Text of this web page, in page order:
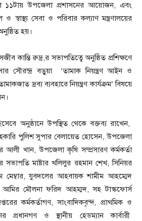
উপজেলা প্রশাসনের আয়োজন, এবং
ও স্বাস্থ্য সেবা ও পরিবার কল্যাণ মন্ত্রণালয়ের
হয়।
কান্তি রুদ্র,র সভাপতিত্বে অনুষ্ঠিত প্রশিক্ষণে
সৌরন্দ্র বড়ুয়া ‘তামাক নিয়ন্ত্রণ আইন ও
দ্রব্য ব্যবহারে নিয়ন্ত্রণ কার্যক্রম’ বিষয়ে
অনুষ্ঠানে উপস্থিত থেকে বক্তব্য রাখেন,
পুলিশ সুপার বেলায়েত হোসেন, উপজেলা
আলী খান, উপজেলা কৃষি সম্প্রসারণ কর্মকর্তা
সভাপতি মাষ্টার খলিলুর রহমান শেখ, সিনিয়র
যুবদলের আহবায়ক শামীম আহম্মেদ
মৌলনা ফরিদ আহম্মদ, সহ টাস্কফোর্স
কর্মকর্তাগণ, সাংবাদিকবৃন্দ, প্রাথমিক ও
প্রধানগণ ও স্থানীয় হেডম্যান কার্বারী